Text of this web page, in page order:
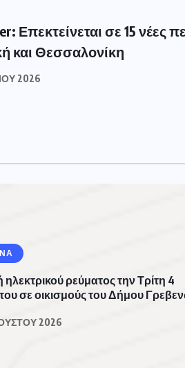
Επεκτείνεται σε 15 νέες
και Θεσσαλονίκη
2026
ρεύματος την Τρίτη 4
σε οικισμούς του Δήμου
2026